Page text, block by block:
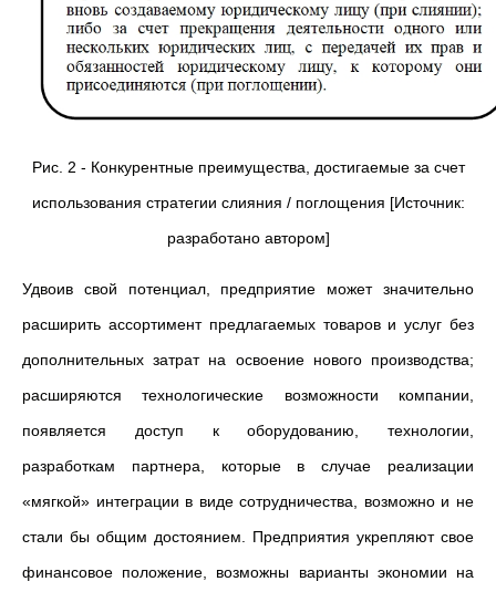
Рис. 2 - Конкурентные преимущества, достигаемые за счет
использования стратегии слияния / поглощения [Источник:
разработано автором]
Удвоив свой потенциал, предприятие может значительно
расширить ассортимент предлагаемых товаров и услуг без
дополнительных затрат на освоение нового производства;
расширяются технологические возможности компании,
появляется доступ к оборудованию, технологии,
разработкам партнера, которые в случае реализации
«мягкой» интеграции в виде сотрудничества, возможно и не
стали бы общим достоянием. Предприятия укрепляют свое
финансовое положение, возможны варианты экономии на